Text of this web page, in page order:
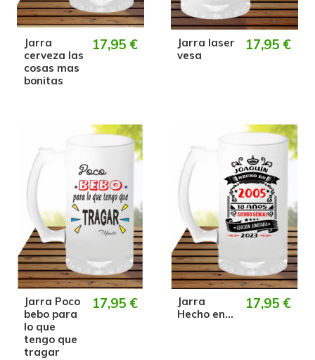
Jarra
cerveza las
cosas mas
bonitas
17,95 €
Jarra laser
vesa
17,95 €
Jarra Poco
bebo para
lo que
tengo que
tragar
17,95 €
Jarra
Hecho en...
17,95 €